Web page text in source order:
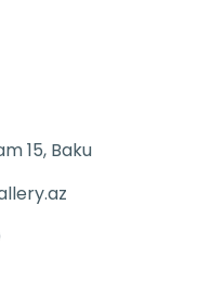
15, Baku